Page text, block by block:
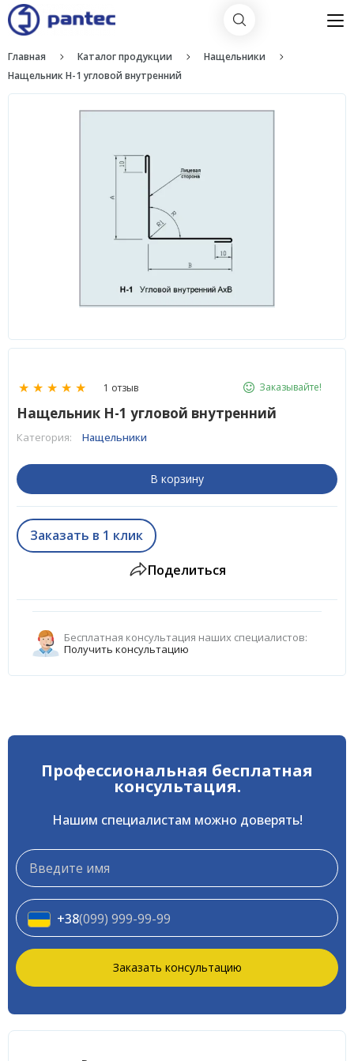
Главная Каталог продукции
Нащельники
Нащельник H-1 угловой внутренний
★ ★ ★ ★ ★ 1 отзыв Заказывайте!
Нащельник H-1 угловой внутренний
Категория: Нащельники
В корзину
Заказать в 1 клик
Поделиться
Бесплатная консультация наших специалистов:
Получить консультацию
Профессиональная бесплатная
консультация.
Нашим специалистам можно доверять!
Имя
Телефон
*
+38(099) 999-99-99
Заказать консультацию